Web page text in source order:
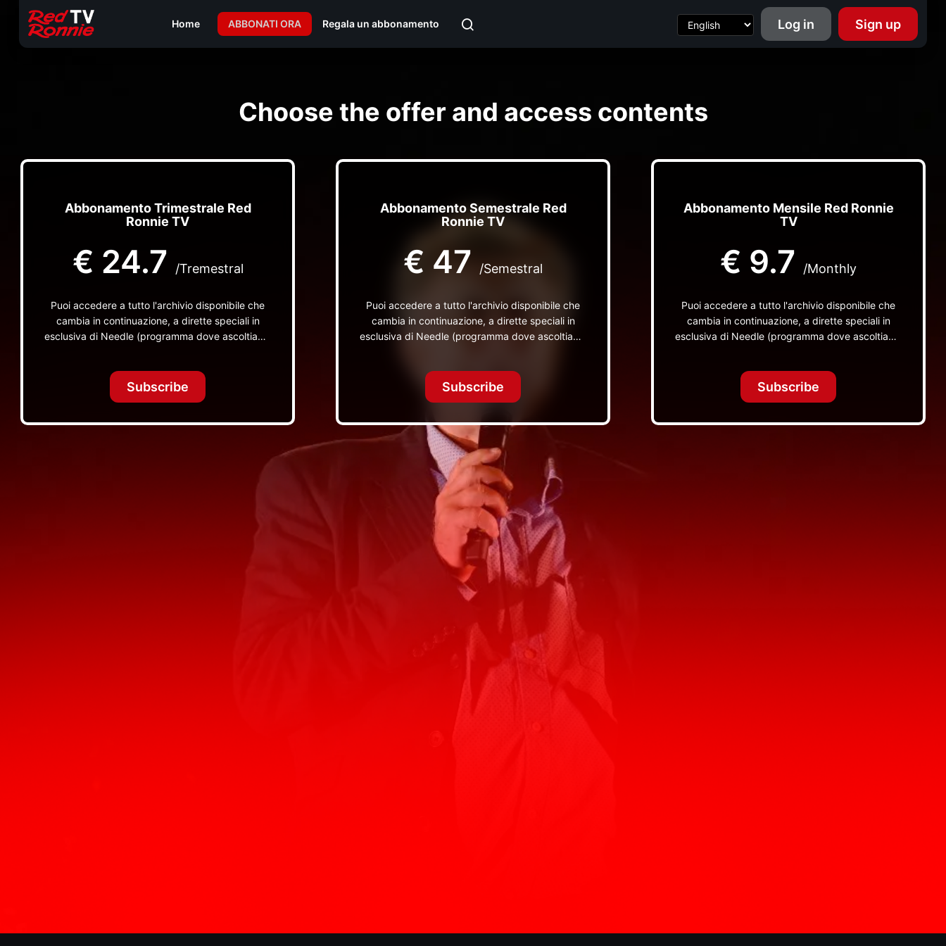
Home ABBONATI ORA Regala un abbonamento Log in Sign up
Choose the offer and access contents
Abbonamento Trimestrale Red
Ronnie TV
€ 24.7 /Tremestral
Puoi accedere a tutto l'archivio disponibile che
cambia in continuazione, a dirette speciali in
esclusiva di Needle (programma dove ascoltiamo
TV non visibili da nessuna altra parte
Subscribe
Abbonamento Semestrale Red
Ronnie TV
€ 47 /Semestral
Puoi accedere a tutto l'archivio disponibile che
cambia in continuazione, a dirette speciali in
esclusiva di Needle (programma dove ascoltiamo
TV non visibili da nessuna altra parte
Subscribe
Abbonamento Mensile Red Ronnie
TV
€ 9.7 /Monthly
Puoi accedere a tutto l'archivio disponibile che
cambia in continuazione, a dirette speciali in
esclusiva di Needle (programma dove ascoltiamo
TV non visibili da nessuna altra parte
Subscribe